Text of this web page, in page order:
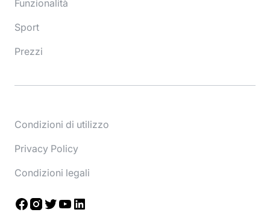
Funzionalità
Sport
Prezzi
Condizioni di utilizzo
Privacy Policy
Condizioni legali
Facebook
Instagram
TwitterYouTube